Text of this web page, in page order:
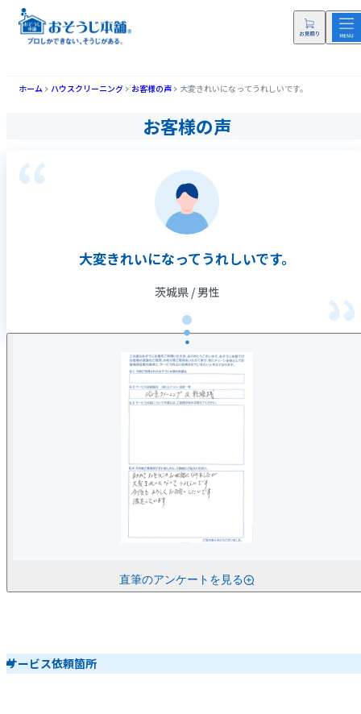
ホーム ハウスクリーニング お客様の声 大変きれいになってうれしいです。
お客様の声
大変きれいになってうれしいです。
茨城県 / 男性
直筆のアンケートを見る
サービス依頼箇所